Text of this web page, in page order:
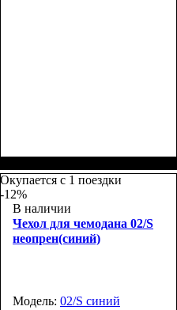
Окупается с 1 поездки
-12%
В наличии
Чехол для чемодана 02/S
неопрен(синий)
Модель: 02/S синий